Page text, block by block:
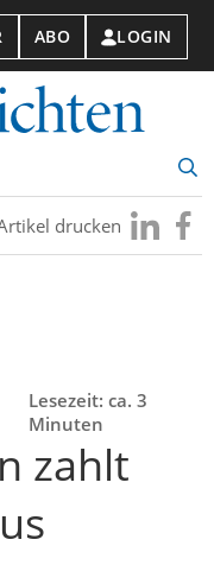
ABO LOGIN
drucken Besuchen
Sie
Sie
Lesezeit: ca. 3
Minuten
zahlt